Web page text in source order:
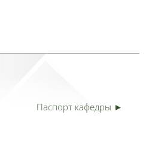
Паспорт кафедры ►